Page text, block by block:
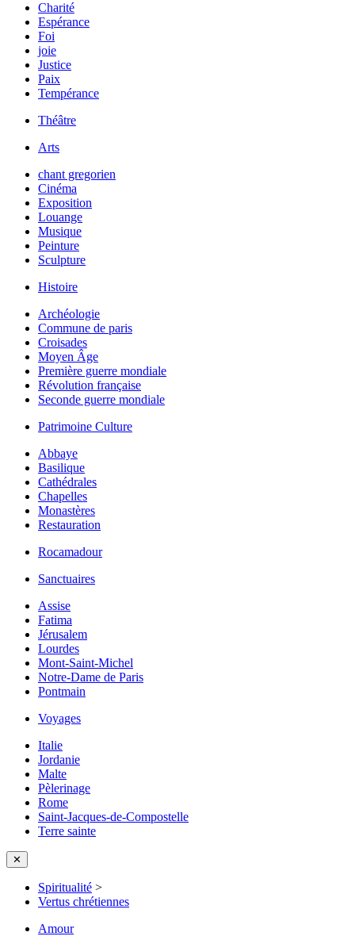
Charité
Espérance
Foi
joie
Justice
Paix
Tempérance
Théâtre
Arts
chant gregorien
Cinéma
Exposition
Louange
Musique
Peinture
Sculpture
Histoire
Archéologie
Commune de paris
Croisades
Moyen Âge
Première guerre mondiale
Révolution française
Seconde guerre mondiale
Patrimoine Culture
Abbaye
Basilique
Cathédrales
Chapelles
Monastères
Restauration
Rocamadour
Sanctuaires
Assise
Fatima
Jérusalem
Lourdes
Mont-Saint-Michel
Notre-Dame de Paris
Pontmain
Voyages
Italie
Jordanie
Malte
Pèlerinage
Rome
Saint-Jacques-de-Compostelle
Terre sainte
✕
Spiritualité >
Vertus chrétiennes
Amour